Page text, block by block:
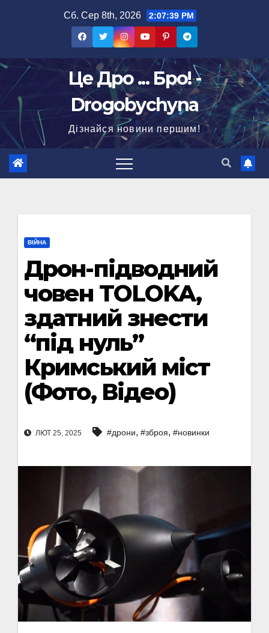
Сб. Сер 8th, 2026 2:07:40 PM
Це Дро ... Бро! -
Drogobychyna
Дізнайся новини першим!
ВІЙНА
Дрон-підводний
човен TOLOKA,
здатний знести
“під нуль”
Кримський міст
(Фото, Відео)
ЛЮТ 25, 2025 #дрони, #зброя, #новинки